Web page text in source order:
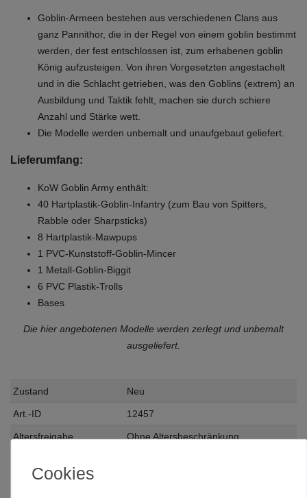
Goblin-Armeen bestehen aus verschiedenen Clans aus
ganz Pannithor, die in der Regel von einem goblin bestimmt
werden, der fest entschlossen ist, zum erhabenen goblin
König aufzusteigen. Von ihren Vorgesetzten angestachelt
und in die Schlacht getrieben, was den Goblins (extrem) an
Ausbildung und Taktik fehlt, machen sie durch schiere
Anzahl und Stärke wett.
Die Modelle werden unbemalt und unaufgebaut geliefert.
Lieferumfang:
KoW Goblin Army enthält:
40 Hartplastik-Goblin-Infantry (zum Bau von Spitters,
Rabble oder Sharpsticks)
8 Hartplastik-Mawpups
1 PVC-Kunststoff-Goblin-Mincer
1 Metall-Goblin-Biggit
6 PVC Plastik-Trolls
Bases
Die hier angebotenen Modelle werden zerlegt und unbemalt
ausgeliefert.
Zustand Neu
Art.-ID 12457
Altersfreigabe Ohne Altersbeschränkung
Herstellungsland
Cookies